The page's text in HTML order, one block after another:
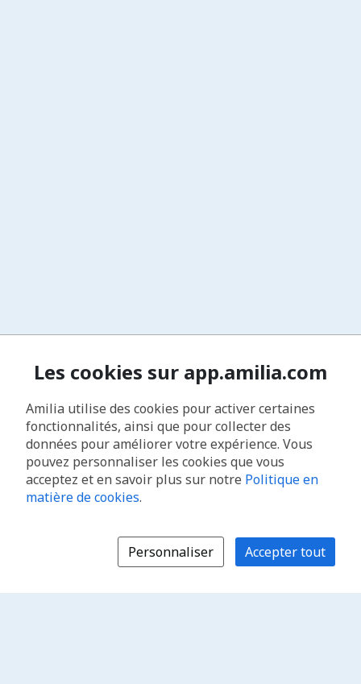
Les cookies sur app.amilia.com
Amilia utilise des cookies pour activer certaines
fonctionnalités, ainsi que pour collecter des
données pour améliorer votre expérience. Vous
pouvez personnaliser les cookies que vous
acceptez et en savoir plus sur notre Politique en
matière de cookies.
Personnaliser Accepter tout